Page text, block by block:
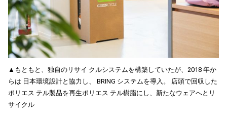
▲もともと、独自のリサイ クルシステムを構築していたが、2018 年か
らは 日本環境設計と協力し、 BRING システムを導入。 店頭で回収した
ポリエス テル製品を再生ポリエス テル樹脂にし、新たなウェアへとリ
サイクル